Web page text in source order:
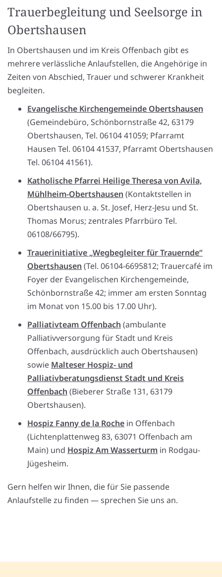
Trauerbegleitung und Seelsorge in
Obertshausen
In Obertshausen und im Kreis Offenbach gibt es
mehrere verlässliche Anlaufstellen, die Angehörige in
Zeiten von Abschied, Trauer und schwerer Krankheit
begleiten.
Evangelische Kirchengemeinde Obertshausen
(Gemeindebüro, Schönbornstraße 42, 63179
Obertshausen, Tel. 06104 41059; Pfarramt
Hausen Tel. 06104 41537, Pfarramt Obertshausen
Tel. 06104 41561).
Katholische Pfarrei Heilige Theresa von Avila,
Mühlheim-Obertshausen (Kontaktstellen in
Obertshausen u. a. St. Josef, Herz-Jesu und St.
Thomas Morus; zentrales Pfarrbüro Tel.
06108/66795).
Trauerinitiative „Wegbegleiter für Trauernde“
Obertshausen (Tel. 06104-6695812; Trauercafé im
Foyer der Evangelischen Kirchengemeinde,
Schönbornstraße 42; immer am ersten Sonntag
im Monat von 15.00 bis 17.00 Uhr).
Palliativteam Offenbach (ambulante
Palliativversorgung für Stadt und Kreis
Offenbach, ausdrücklich auch Obertshausen)
sowie Malteser Hospiz- und
Palliativberatungsdienst Stadt und Kreis
Offenbach (Bieberer Straße 131, 63179
Obertshausen).
Hospiz Fanny de la Roche in Offenbach
(Lichtenplattenweg 83, 63071 Offenbach am
Main) und Hospiz Am Wasserturm in Rodgau-
Jügesheim.
Gern helfen wir Ihnen, die für Sie passende
Anlaufstelle zu finden — sprechen Sie uns an.